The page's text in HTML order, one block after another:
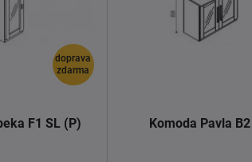
doprava
zdarma
F1 SL (P) Komoda Pavla B2